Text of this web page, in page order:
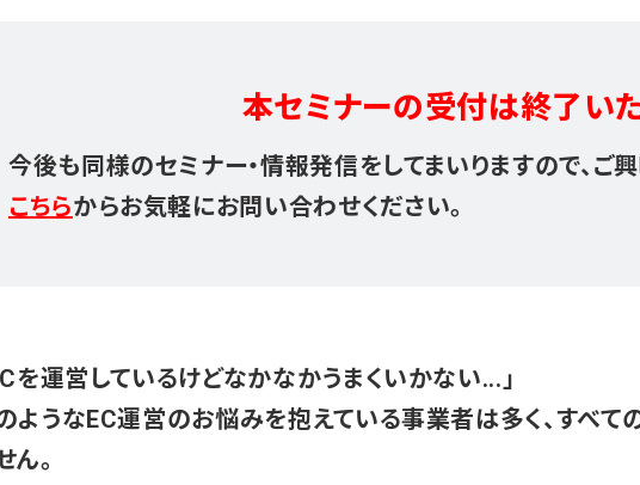
本セミナーの受付は終了い
今後も同様のセミナー・情報発信をしてまいりますので、ご
こちらからお気軽にお問い合わせください。
を運営しているけどなかなかうまくいかない...」
ようなEC運営のお悩みを抱えている事業者は多く、すべて
ん。